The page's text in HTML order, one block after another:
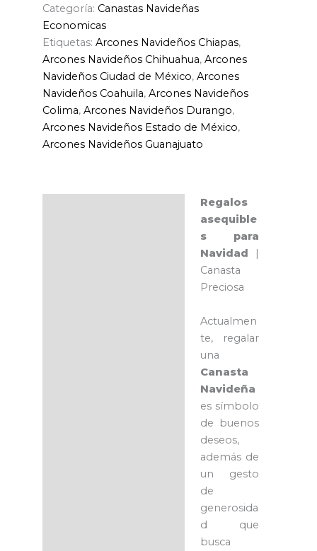
Categoría: Canastas Navideñas
Economicas
Etiquetas: Arcones Navideños Chiapas,
Arcones Navideños Chihuahua, Arcones
Navideños Ciudad de México, Arcones
Navideños Coahuila, Arcones Navideños
Colima, Arcones Navideños Durango,
Arcones Navideños Estado de México,
Arcones Navideños Guanajuato
Regalos
asequible
s para
Navidad
Canasta
Preciosa
Actualmen
te, regalar
una
Canasta
Navideña
es símbolo
de buenos
deseos,
además de
un gesto
de
generosida
d que
busca